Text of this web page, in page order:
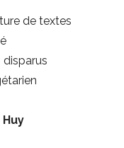
de textes
disparus